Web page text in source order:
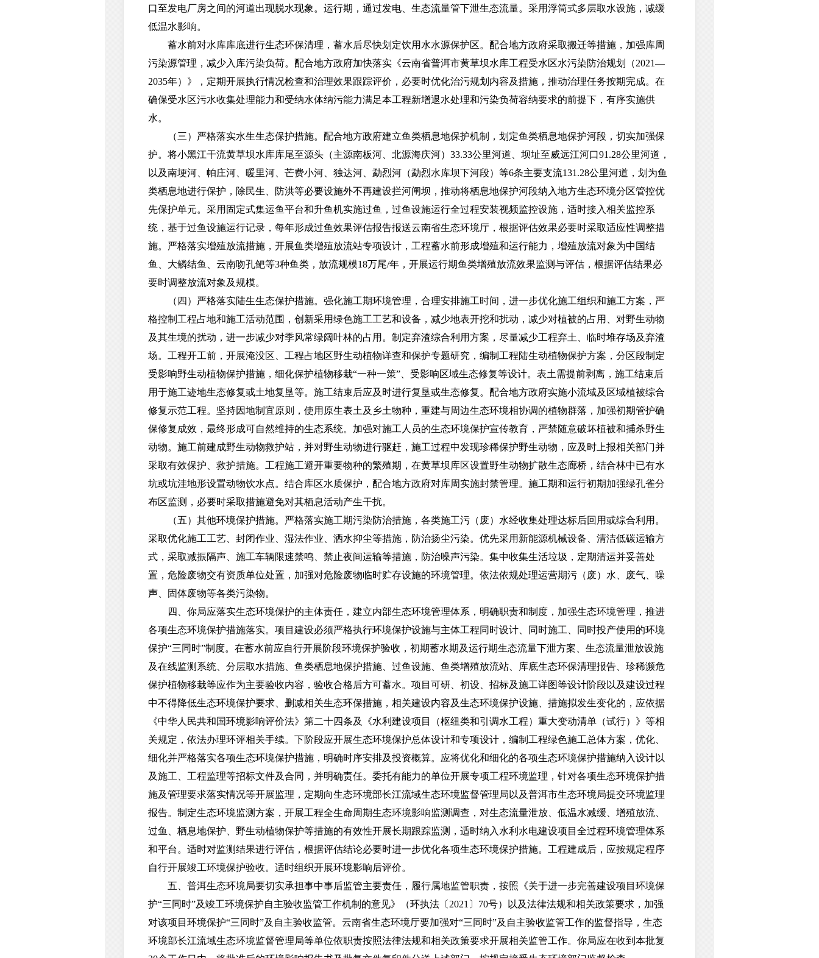
口至发电厂房之间的河道出现脱水现象。运行期，通过发电、生态流量管下泄生态流量。采用浮筒式多层取水设施，减缓
低温水影响。
蓄水前对水库库底进行生态环保清理，蓄水后尽快划定饮用水水源保护区。配合地方政府采取搬迁等措施，加强库周
污染源管理，减少入库污染负荷。配合地方政府加快落实《云南省普洱市黄草坝水库工程受水区水污染防治规划（2021—
2035年）》，定期开展执行情况检查和治理效果跟踪评价，必要时优化治污规划内容及措施，推动治理任务按期完成。在
确保受水区污水收集处理能力和受纳水体纳污能力满足本工程新增退水处理和污染负荷容纳要求的前提下，有序实施供
水。
（三）严格落实水生生态保护措施。配合地方政府建立鱼类栖息地保护机制，划定鱼类栖息地保护河段，切实加强保
护。将小黑江干流黄草坝水库库尾至源头（主源南板河、北源海庆河）33.33公里河道、坝址至威远江河口91.28公里河道，
以及南埂河、帕庄河、暖里河、芒费小河、独达河、勐烈河（勐烈水库坝下河段）等6条主要支流131.28公里河道，划为鱼
类栖息地进行保护，除民生、防洪等必要设施外不再建设拦河闸坝，推动将栖息地保护河段纳入地方生态环境分区管控优
先保护单元。采用固定式集运鱼平台和升鱼机实施过鱼，过鱼设施运行全过程安装视频监控设施，适时接入相关监控系
统，基于过鱼设施运行记录，每年形成过鱼效果评估报告报送云南省生态环境厅，根据评估效果必要时采取适应性调整措
施。严格落实增殖放流措施，开展鱼类增殖放流站专项设计，工程蓄水前形成增殖和运行能力，增殖放流对象为中国结
鱼、大鳞结鱼、云南吻孔鲃等3种鱼类，放流规模18万尾/年，开展运行期鱼类增殖放流效果监测与评估，根据评估结果必
要时调整放流对象及规模。
（四）严格落实陆生生态保护措施。强化施工期环境管理，合理安排施工时间，进一步优化施工组织和施工方案，严
格控制工程占地和施工活动范围，创新采用绿色施工工艺和设备，减少地表开挖和扰动，减少对植被的占用、对野生动物
及其生境的扰动，进一步减少对季风常绿阔叶林的占用。制定弃渣综合利用方案，尽量减少工程弃土、临时堆存场及弃渣
场。工程开工前，开展淹没区、工程占地区野生动植物详查和保护专题研究，编制工程陆生动植物保护方案，分区段制定
受影响野生动植物保护措施，细化保护植物移栽“一种一策”、受影响区域生态修复等设计。表土需提前剥离，施工结束后
用于施工迹地生态修复或土地复垦等。施工结束后应及时进行复垦或生态修复。配合地方政府实施小流域及区域植被综合
修复示范工程。坚持因地制宜原则，使用原生表土及乡土物种，重建与周边生态环境相协调的植物群落，加强初期管护确
保修复成效，最终形成可自然维持的生态系统。加强对施工人员的生态环境保护宣传教育，严禁随意破坏植被和捕杀野生
动物。施工前建成野生动物救护站，并对野生动物进行驱赶，施工过程中发现珍稀保护野生动物，应及时上报相关部门并
采取有效保护、救护措施。工程施工避开重要物种的繁殖期，在黄草坝库区设置野生动物扩散生态廊桥，结合林中已有水
坑或坑洼地形设置动物饮水点。结合库区水质保护，配合地方政府对库周实施封禁管理。施工期和运行初期加强绿孔雀分
布区监测，必要时采取措施避免对其栖息活动产生干扰。
（五）其他环境保护措施。严格落实施工期污染防治措施，各类施工污（废）水经收集处理达标后回用或综合利用。
采取优化施工工艺、封闭作业、湿法作业、洒水抑尘等措施，防治扬尘污染。优先采用新能源机械设备、清洁低碳运输方
式，采取减振隔声、施工车辆限速禁鸣、禁止夜间运输等措施，防治噪声污染。集中收集生活垃圾，定期清运并妥善处
置，危险废物交有资质单位处置，加强对危险废物临时贮存设施的环境管理。依法依规处理运营期污（废）水、废气、噪
声、固体废物等各类污染物。
四、你局应落实生态环境保护的主体责任，建立内部生态环境管理体系，明确职责和制度，加强生态环境管理，推进
各项生态环境保护措施落实。项目建设必须严格执行环境保护设施与主体工程同时设计、同时施工、同时投产使用的环境
保护“三同时”制度。在蓄水前应自行开展阶段环境保护验收，初期蓄水期及运行期生态流量下泄方案、生态流量泄放设施
及在线监测系统、分层取水措施、鱼类栖息地保护措施、过鱼设施、鱼类增殖放流站、库底生态环保清理报告、珍稀濒危
保护植物移栽等应作为主要验收内容，验收合格后方可蓄水。项目可研、初设、招标及施工详图等设计阶段以及建设过程
中不得降低生态环境保护要求、删减相关生态环保措施，相关建设内容及生态环境保护设施、措施拟发生变化的，应依据
《中华人民共和国环境影响评价法》第二十四条及《水利建设项目（枢纽类和引调水工程）重大变动清单（试行）》等相
关规定，依法办理环评相关手续。下阶段应开展生态环境保护总体设计和专项设计，编制工程绿色施工总体方案，优化、
细化并严格落实各项生态环境保护措施，明确时序安排及投资概算。应将优化和细化的各项生态环境保护措施纳入设计以
及施工、工程监理等招标文件及合同，并明确责任。委托有能力的单位开展专项工程环境监理，针对各项生态环境保护措
施及管理要求落实情况等开展监理，定期向生态环境部长江流域生态环境监督管理局以及普洱市生态环境局提交环境监理
报告。制定生态环境监测方案，开展工程全生命周期生态环境影响监测调查，对生态流量泄放、低温水减缓、增殖放流、
过鱼、栖息地保护、野生动植物保护等措施的有效性开展长期跟踪监测，适时纳入水利水电建设项目全过程环境管理体系
和平台。适时对监测结果进行评估，根据评估结论必要时进一步优化各项生态环境保护措施。工程建成后，应按规定程序
自行开展竣工环境保护验收。适时组织开展环境影响后评价。
五、普洱生态环境局要切实承担事中事后监管主要责任，履行属地监管职责，按照《关于进一步完善建设项目环境保
护“三同时”及竣工环境保护自主验收监管工作机制的意见》（环执法〔2021〕70号）以及法律法规和相关政策要求，加强
对该项目环境保护“三同时”及自主验收监管。云南省生态环境厅要加强对“三同时”及自主验收监管工作的监督指导，生态
环境部长江流域生态环境监督管理局等单位依职责按照法律法规和相关政策要求开展相关监管工作。你局应在收到本批复